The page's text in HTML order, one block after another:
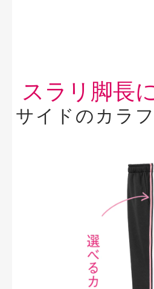
スラリ脚長
サイドのカラ